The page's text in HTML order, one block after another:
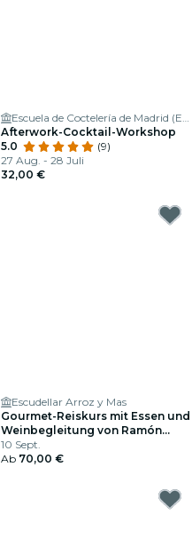
Escuela de Coctelería de Madrid (ESCOM)
Afterwork-Cocktail-Workshop
5.0
(9)
27 Aug. - 28 Juli
32,00 €
Escudellar Arroz y Mas
Gourmet-Reiskurs mit Essen und
Weinbegleitung von Ramón
Bilbao
10 Sept.
Ab 70,00 €